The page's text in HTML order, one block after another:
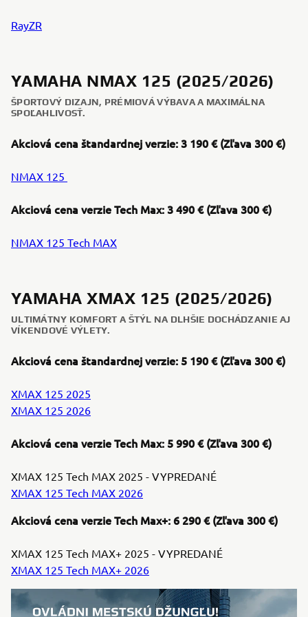
RayZR
YAMAHA NMAX 125 (2025/2026)
ŠPORTOVÝ DIZAJN, PRÉMIOVÁ VÝBAVA A MAXIMÁLNA
SPOĽAHLIVOSŤ.
Akciová cena štandardnej verzie: 3 190 € (Zľava 300 €)
NMAX 125
Akciová cena verzie Tech Max: 3 490 € (Zľava 300 €)
NMAX 125 Tech MAX
YAMAHA XMAX 125 (2025/2026)
ULTIMÁTNY KOMFORT A ŠTÝL NA DLHŠIE DOCHÁDZANIE AJ
VÍKENDOVÉ VÝLETY.
Akciová cena štandardnej verzie: 5 190 € (Zľava 300 €)
XMAX 125 2025
XMAX 125 2026
Akciová cena verzie Tech Max: 5 990 € (Zľava 300 €)
XMAX 125 Tech MAX 2025 - VYPREDANÉ
XMAX 125 Tech MAX 2026
Akciová cena verzie Tech Max+: 6 290 € (Zľava 300 €)
XMAX 125 Tech MAX+ 2025 - VYPREDANÉ
XMAX 125 Tech MAX+ 2026